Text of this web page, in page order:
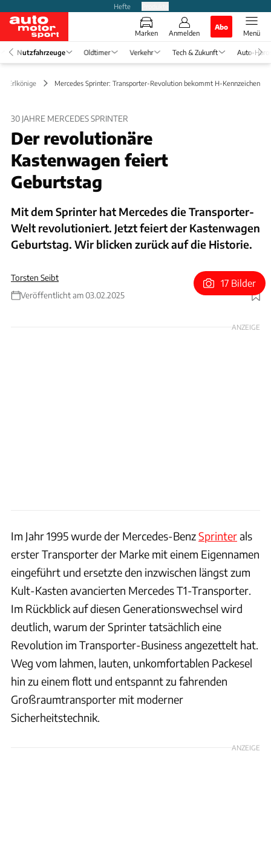
Hefte
Marken Anmelden
Abo
Menü
Nutzfahrzeuge Oldtimer Verkehr Tech & Zukunft Auto-
Erlkönige Mercedes Sprinter: Transporter-Revolution bekommt H-Kennzeichen
30 JAHRE MERCEDES SPRINTER
Der revolutionäre
Kastenwagen feiert
Geburtstag
Mit dem Sprinter hat Mercedes die Transporter-
Welt revolutioniert. Jetzt feiert der Kastenwagen
Geburtstag. Wir blicken zurück auf die Historie.
Torsten Seibt
Veröffentlicht am 03.02.2025
Foto: Mercedes/ams
17 Bilder
ANZEIGE
Im Jahr 1995 wurde der Mercedes-BenzSprinterals
erster Transporter der Marke mit einem Eigennamen
eingeführt und ersetzte den inzwischen längst zum
Kult-Kasten avancierten Mercedes T1-Transporter.
Im Rückblick auf diesen Generationswechsel wird
deutlich, warum der Sprinter tatsächlich eine
Revolution im Transporter-Business angezettelt hat.
Weg vom lahmen, lauten, unkomfortablen Packesel
hin zu einem flott und entspannt zu fahrenden
Großraumtransporter mit moderner
Sicherheitstechnik.
ANZEIGE